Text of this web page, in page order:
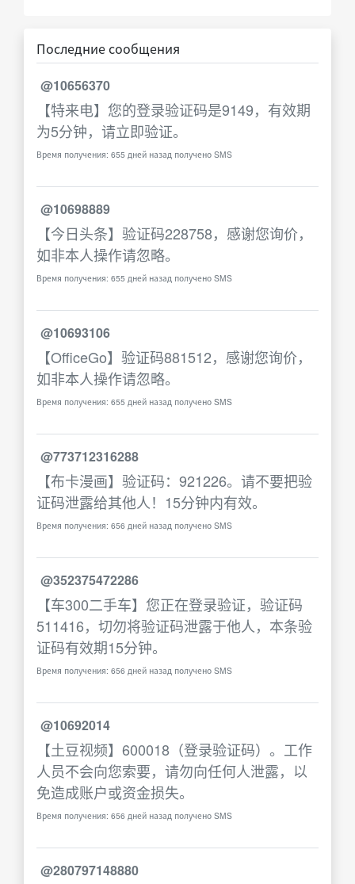
Последние сообщения
@10656370
【特来电】您的登录验证码是9149，有效期
为5分钟，请立即验证。
Время получения: 655 дней назад получено SMS
@10698889
【今日头条】验证码228758，感谢您询价，
如非本人操作请忽略。
Время получения: 655 дней назад получено SMS
@10693106
【OfficeGo】验证码881512，感谢您询价，
如非本人操作请忽略。
Время получения: 655 дней назад получено SMS
@773712316288
【布卡漫画】验证码：921226。请不要把验
证码泄露给其他人！15分钟内有效。
Время получения: 656 дней назад получено SMS
@352375472286
【车300二手车】您正在登录验证，验证码
511416，切勿将验证码泄露于他人，本条验
证码有效期15分钟。
Время получения: 656 дней назад получено SMS
@10692014
【土豆视频】600018（登录验证码）。工作
人员不会向您索要，请勿向任何人泄露，以
免造成账户或资金损失。
Время получения: 656 дней назад получено SMS
@280797148880